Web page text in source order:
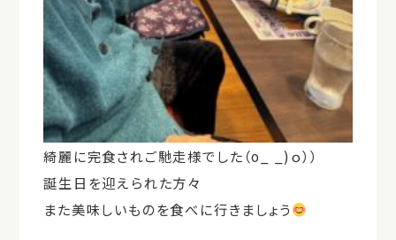
綺麗に完食されご馳走様でした（o_ _)ｏ））
誕生日を迎えられた方々
また美味しいものを食べに行きましょう